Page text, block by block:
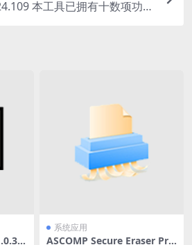
本工具已拥有十数项功
系统应用
ASCOMP Secure Eraser Pro